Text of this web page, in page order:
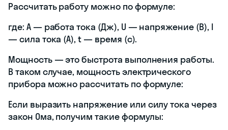
Рассчитать работу можно по формуле:
где: A — работа тока (Дж), U — напряжение (В), I
— сила тока (А), t — время (с).
Мощность — это быстрота выполнения работы.
В таком случае, мощность электрического
прибора можно рассчитать по формуле:
Если выразить напряжение или силу тока через
закон Ома, получим такие формулы: